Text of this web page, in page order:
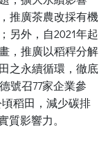
推廣茶農改採有機
另外，自2021年起
，推廣以稻稈分解
之永續循環，徹底
號召77家企業參
稻田，減少碳排
質影響力。